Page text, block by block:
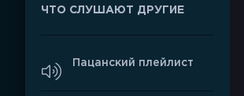
ЧТО СЛУШАЮТ ДРУГИЕ
Пацанский плейлист